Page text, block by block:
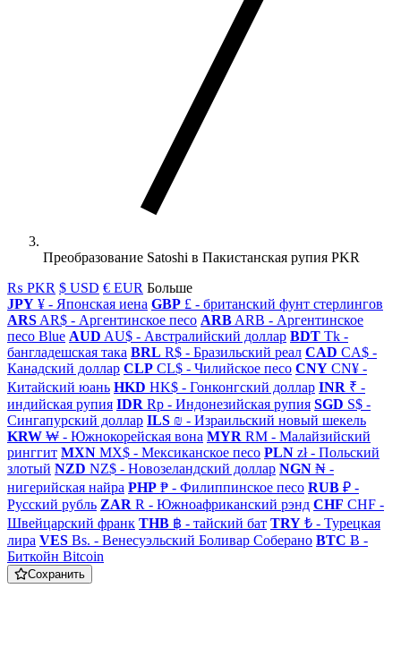
Преобразование Satoshi в Пакистанская рупия PKR
₨ PKR $ USD € EUR Больше
JPY ¥ - Японская иена GBP £ - британский фунт стерлингов
ARS AR$ - Аргентинское песо ARB ARB - Аргентинское
песо Blue AUD AU$ - Австралийский доллар BDT Tk -
бангладешская така BRL R$ - Бразильский реал CAD CA$ -
Канадский доллар CLP CL$ - Чилийское песо CNY CN¥ -
Китайский юань HKD HK$ - Гонконгский доллар INR ₹ -
индийская рупия IDR Rp - Индонезийская рупия SGD S$ -
Сингапурский доллар ILS ₪ - Израильский новый шекель
KRW ₩ - Южнокорейская вона MYR RM - Малайзийский
ринггит MXN MX$ - Мексиканское песо PLN zł - Польский
злотый NZD NZ$ - Новозеландский доллар NGN ₦ -
нигерийская найра PHP ₱ - Филиппинское песо RUB ₽ -
Русский рубль ZAR R - Южноафриканский рэнд CHF CHF -
Швейцарский франк THB ฿ - тайский бат TRY ₺ - Турецкая
лира VES Bs. - Венесуэльский Боливар Соберано BTC Ƀ -
Биткойн Bitcoin
Сохранить